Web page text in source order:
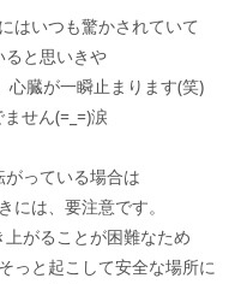
はいつも驚かされていて
ると思いきや
心臓が一瞬止まります(笑)
せん(=_=)涙
っている場合は
には、要注意です。
がることが困難なため
っと起こして安全な場所に